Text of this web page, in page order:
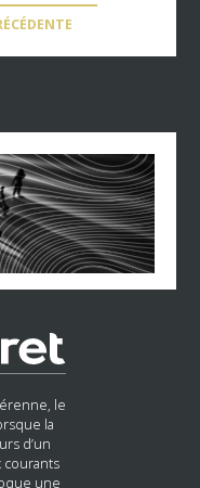
le
la
d’un
courants
une